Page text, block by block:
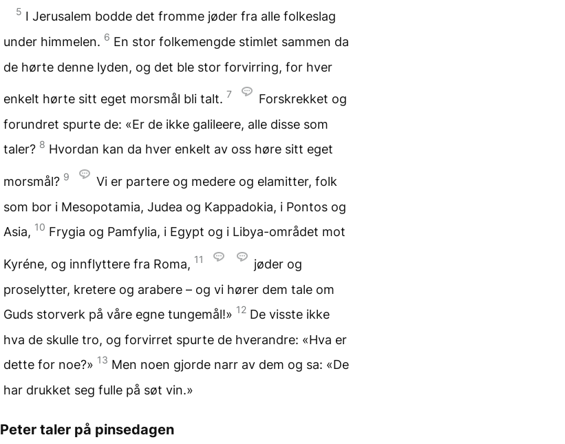
5 I Jerusalem bodde det fromme jøder fra alle folkeslag
under himmelen. 6 En stor folkemengde stimlet sammen da
de hørte denne lyden, og det ble stor forvirring, for hver
enkelt hørte sitt eget morsmål bli talt. 7
Forskrekket og
forundret spurte de: «Er de ikke galileere, alle disse som
taler? 8 Hvordan kan da hver enkelt av oss høre sitt eget
morsmål? 9
Vi er partere og medere og elamitter, folk
som bor i Mesopotamia, Judea og Kappadokia, i Pontos og
Asia, 10 Frygia og Pamfylia, i Egypt og i Libya-området mot
Kyréne, og innflyttere fra Roma, 11
jøder og
proselytter, kretere og arabere – og vi hører dem tale om
Guds storverk på våre egne tungemål!» 12 De visste ikke
hva de skulle tro, og forvirret spurte de hverandre: «Hva er
dette for noe?» 13 Men noen gjorde narr av dem og sa: «De
har drukket seg fulle på søt vin.»
Peter taler på pinsedagen